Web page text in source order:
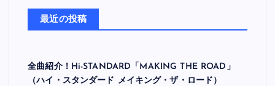
最近の投稿
全曲紹介！Hi-STANDARD「MAKING THE ROAD」
（ハイ・スタンダード メイキング・ザ・ロード）